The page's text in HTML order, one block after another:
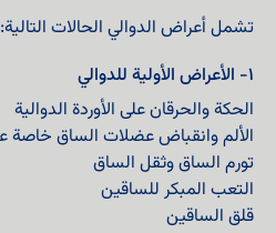
تشمل أعراض الدوالي الحالات التالية:
١- الأعراض الأولية للدوالي
الحكة والحرقان على الأوردة الدوالية
الألم وانقباض عضلات الساق خاصة
تورم الساق وثقل الساق
التعب المبكر للساقين
قلق الساقين